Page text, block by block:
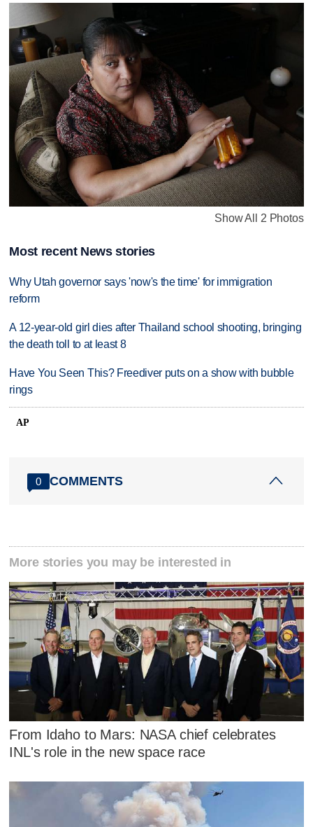
Show All 2 Photos
Most recent News stories
Why Utah governor says 'now's the time' for immigration
reform
A 12-year-old girl dies after Thailand school shooting, bringing
the death toll to at least 8
Have You Seen This? Freediver puts on a show with bubble
rings
AP
0 COMMENTS
More stories you may be interested in
From Idaho to Mars: NASA chief celebrates
INL's role in the new space race